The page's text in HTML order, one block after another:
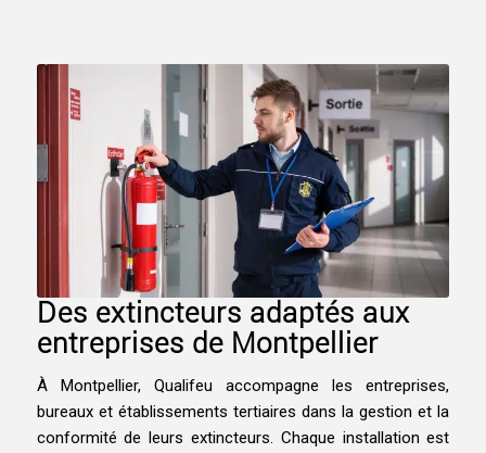
Des extincteurs adaptés aux
entreprises de Montpellier
À Montpellier, Qualifeu accompagne les entreprises,
bureaux et établissements tertiaires dans la gestion et la
conformité de leurs extincteurs. Chaque installation est